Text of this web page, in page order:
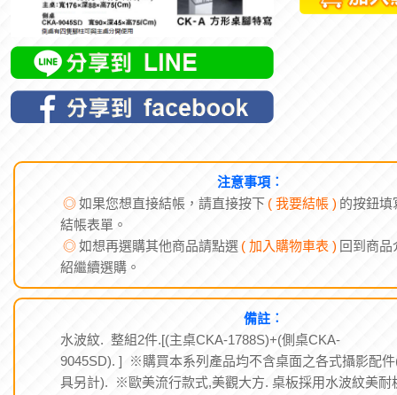
注意事項︰
◎如果您想直接結帳，請直接按下 ( 我要結帳 ) 的按鈕填
結帳表單。
◎如想再選購其他商品請點選 ( 加入購物車表 ) 回到商品
紹繼續選購。
備註︰
水波紋. 整組2件.[(主桌CKA-1788S)+(側桌CKA-
9045SD). ] ※購買本系列產品均不含桌面之各式攝影配
具另計). ※歐美流行款式,美觀大方. 桌板採用水波紋美耐